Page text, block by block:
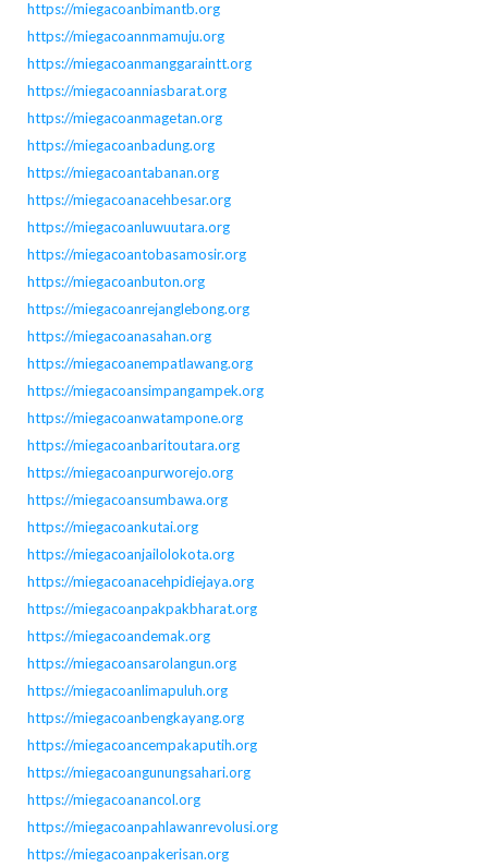
https://miegacoanbimantb.org
https://miegacoannmamuju.org
https://miegacoanmanggaraintt.org
https://miegacoanniasbarat.org
https://miegacoanmagetan.org
https://miegacoanbadung.org
https://miegacoantabanan.org
https://miegacoanacehbesar.org
https://miegacoanluwuutara.org
https://miegacoantobasamosir.org
https://miegacoanbuton.org
https://miegacoanrejanglebong.org
https://miegacoanasahan.org
https://miegacoanempatlawang.org
https://miegacoansimpangampek.org
https://miegacoanwatampone.org
https://miegacoanbaritoutara.org
https://miegacoanpurworejo.org
https://miegacoansumbawa.org
https://miegacoankutai.org
https://miegacoanjailolokota.org
https://miegacoanacehpidiejaya.org
https://miegacoanpakpakbharat.org
https://miegacoandemak.org
https://miegacoansarolangun.org
https://miegacoanlimapuluh.org
https://miegacoanbengkayang.org
https://miegacoancempakaputih.org
https://miegacoangunungsahari.org
https://miegacoanancol.org
https://miegacoanpahlawanrevolusi.org
https://miegacoanpakerisan.org